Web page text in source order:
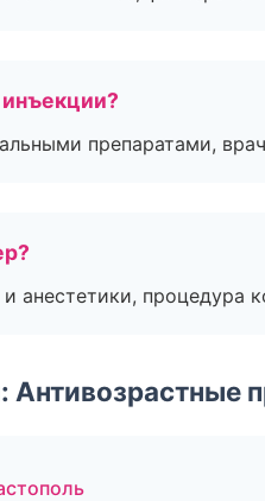
препаратами,
анестетики, процедура
Антивозрастные